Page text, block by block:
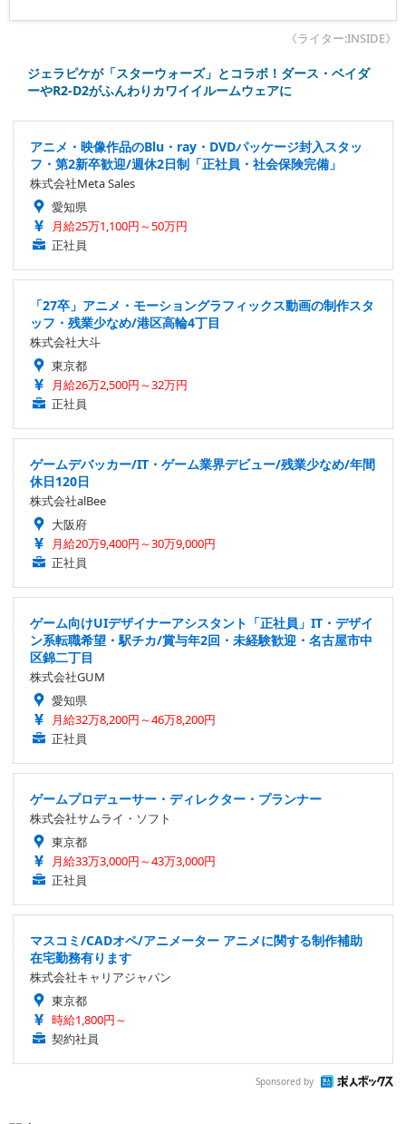
《ライター:INSIDE》
ジェラピケが「スターウォーズ」とコラボ！ダース・ベイダ
ーやR2-D2がふんわりカワイイルームウェアに
アニメ・映像作品のBlu・ray・DVDパッケージ封入スタッ
フ・第2新卒歓迎/週休2日制「正社員・社会保険完備」
株式会社Meta Sales
愛知県
月給25万1,100円～50万円
正社員
「27卒」アニメ・モーショングラフィックス動画の制作スタ
ッフ・残業少なめ/港区高輪4丁目
株式会社大斗
東京都
月給26万2,500円～32万円
正社員
ゲームデバッカー/IT・ゲーム業界デビュー/残業少なめ/年間
休日120日
株式会社alBee
大阪府
月給20万9,400円～30万9,000円
正社員
ゲーム向けUIデザイナーアシスタント「正社員」IT・デザイ
ン系転職希望・駅チカ/賞与年2回・未経験歓迎・名古屋市中
区錦二丁目
株式会社GUM
愛知県
月給32万8,200円～46万8,200円
正社員
ゲームプロデューサー・ディレクター・プランナー
株式会社サムライ・ソフト
東京都
月給33万3,000円～43万3,000円
正社員
マスコミ/CADオペ/アニメーター アニメに関する制作補助
在宅勤務有ります
株式会社キャリアジャパン
東京都
時給1,800円～
契約社員
Sponsored by